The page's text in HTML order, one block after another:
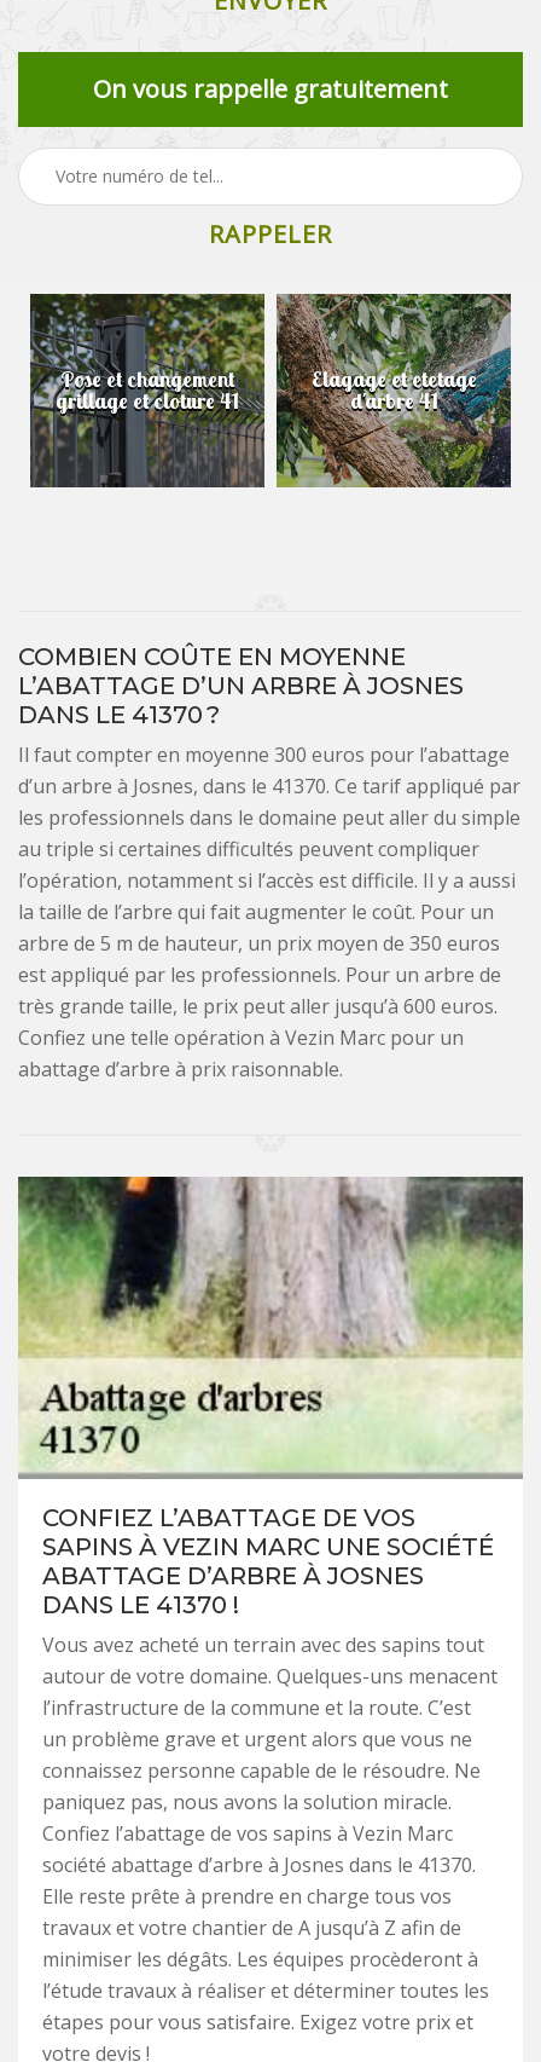
On vous rappelle gratuitement
Pose et changement
grillage et cloture 41
Elagage et etetage
d'arbre 41
COMBIEN COÛTE EN MOYENNE
L’ABATTAGE D’UN ARBRE À JOSNES
DANS LE 41370 ?
Il faut compter en moyenne 300 euros pour l’abattage
d’un arbre à Josnes, dans le 41370. Ce tarif appliqué par
les professionnels dans le domaine peut aller du simple
au triple si certaines difficultés peuvent compliquer
l’opération, notamment si l’accès est difficile. Il y a aussi
la taille de l’arbre qui fait augmenter le coût. Pour un
arbre de 5 m de hauteur, un prix moyen de 350 euros
est appliqué par les professionnels. Pour un arbre de
très grande taille, le prix peut aller jusqu’à 600 euros.
Confiez une telle opération à Vezin Marc pour un
abattage d’arbre à prix raisonnable.
CONFIEZ L’ABATTAGE DE VOS
SAPINS À VEZIN MARC UNE SOCIÉTÉ
ABATTAGE D’ARBRE À JOSNES
DANS LE 41370 !
Vous avez acheté un terrain avec des sapins tout
autour de votre domaine. Quelques-uns menacent
l’infrastructure de la commune et la route. C’est
un problème grave et urgent alors que vous ne
connaissez personne capable de le résoudre. Ne
paniquez pas, nous avons la solution miracle.
Confiez l’abattage de vos sapins à Vezin Marc
société abattage d’arbre à Josnes dans le 41370.
Elle reste prête à prendre en charge tous vos
travaux et votre chantier de A jusqu’à Z afin de
minimiser les dégâts. Les équipes procèderont à
l’étude travaux à réaliser et déterminer toutes les
étapes pour vous satisfaire. Exigez votre prix et
votre devis !